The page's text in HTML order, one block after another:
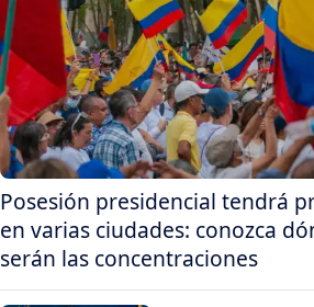
Posesión presidencial tendrá
en varias ciudades: conozca
serán las concentraciones